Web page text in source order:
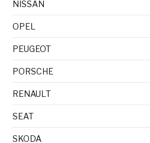
NISSAN
OPEL
PEUGEOT
PORSCHE
RENAULT
SEAT
SKODA